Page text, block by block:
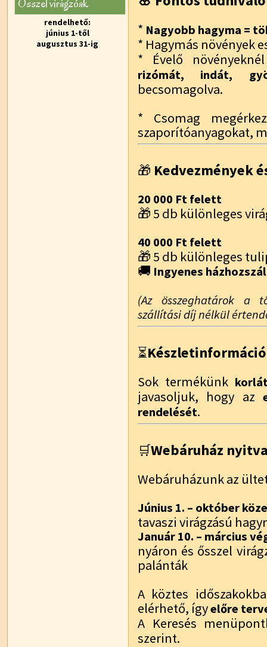
Õsszel virágzóak
rendelhető:
június 1-től
augusztus 31-ig
* Nagyobb hagyma =
* Hagymás növények
* Évelő
rizómát, indát,
becsomagolva.
* Csomag
szaporítóanyagokat,
🎁 Kedvezmények
20 000 Ft felett
🎁 5 db különleges
40 000 Ft felett
🎁 5 db különleges
🚚 Ingyenes
(Az összeghatárok a
szállítási díj nélkül
⏳Készletinformáció
Sok termékünk
javasoljuk, hogy az
rendelését.
🛒Webáruház
Webáruházunk az
Június 1. – október
tavaszi virágzású
Január 10. – március
nyáron és ősszel
palánták
A köztes
elérhető, ígyelőre
A Keresés
szerint.